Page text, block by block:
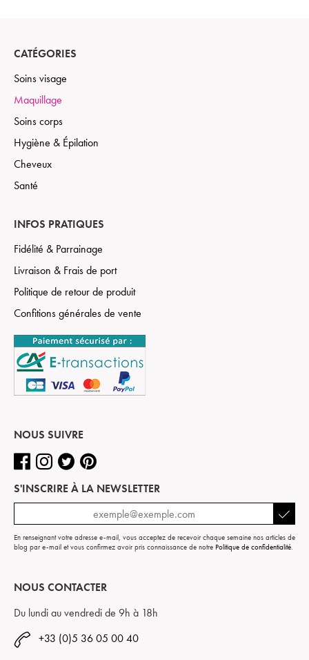
CATÉGORIES
Soins visage
Maquillage
Soins corps
Hygiène & Épilation
Cheveux
Santé
INFOS PRATIQUES
Fidélité & Parrainage
Livraison & Frais de port
Politique de retour de produit
Confitions générales de vente
NOUS SUIVRE
S'INSCRIRE À LA NEWSLETTER
En renseignant votre adresse e-mail, vous acceptez de recevoir chaque semaine nos articles de
blog par e-mail et vous confirmez avoir pris connaissance de notre Politique de confidentialité.
NOUS CONTACTER
Du lundi au vendredi de 9h à 18h
+33 (0)5 36 05 00 40